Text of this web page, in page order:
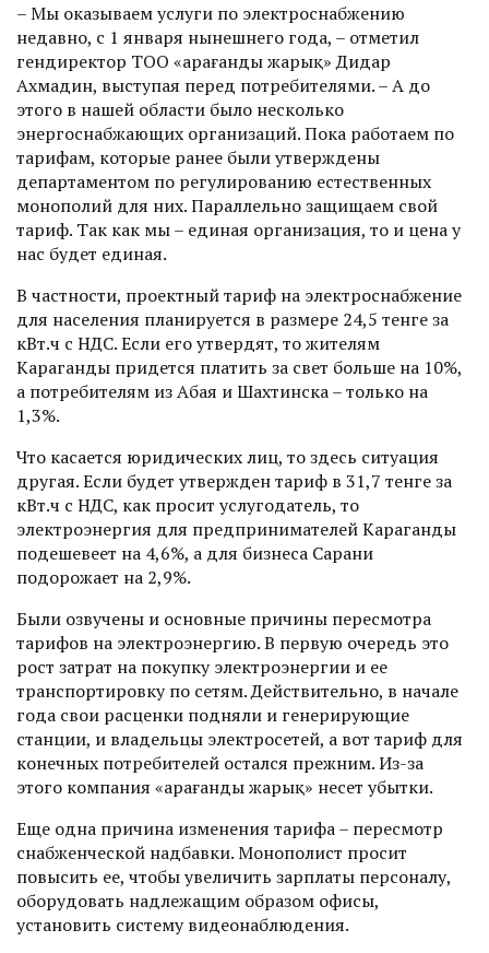
– Мы оказываем услуги по элект­роснабжению
недавно, с 1 января нынешнего года, – отметил
гендиректор ТОО «Қарағанды жарық» Дидар
Ахмадин, выступая перед потребителями. – А до
этого в нашей области было несколько
энергоснабжающих организаций. Пока работаем по
тарифам, которые ранее были утверждены
департаментом по регулированию естественных
монополий для них. Параллельно защищаем свой
тариф. Так как мы – единая организация, то и цена у
нас будет единая.
В частности, проектный тариф на электроснабжение
для населения планируется в размере 24,5 тенге за
кВт.ч с НДС. Если его утвердят, то жителям
Караганды придется платить за свет больше на 10%,
а потребителям из Абая и Шахтинска – только на
1,3%.
Что касается юридических лиц, то здесь ситуация
другая. Если будет утвержден тариф в 31,7 тенге за
кВт.ч с НДС, как просит услугодатель, то
электроэнергия для предпринимателей Караганды
подешевеет на 4,6%, а для бизнеса Сарани
подорожает на 2,9%.
Были озвучены и основные причины пересмотра
тарифов на элект­роэнергию. В первую очередь это
рост затрат на покупку электроэнер­гии и ее
транспортировку по сетям. Действительно, в начале
года свои расценки подняли и генерирующие
станции, и владельцы электросетей, а вот тариф для
конечных потребителей остался прежним. Из-за
этого компания «Қарағанды жарық» несет убытки.
Еще одна причина изменения тарифа – пересмотр
снабженческой надбавки. Монополист просит
повысить ее, чтобы увеличить зарплаты персоналу,
оборудовать надлежащим образом офисы,
установить систему видеонаблюдения.